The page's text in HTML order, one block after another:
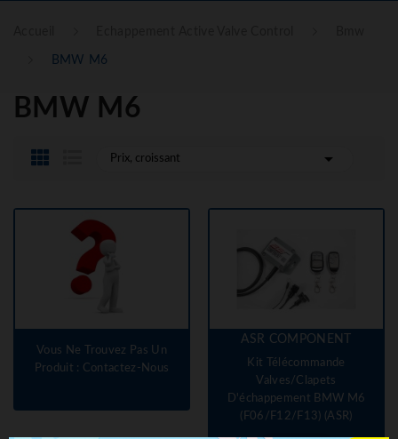
BMW M6
BMW M6
Prix, croissant 
Vous Ne Trouvez Pas Un
Produit : Contactez-Nous
ASR COMPONENT
Kit Télécommande
Valves/clapets
D'échappement BMW M6
(F06/F12/F13) (ASR)